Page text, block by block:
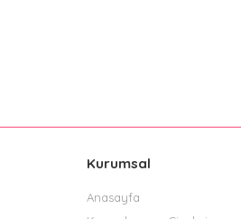
Kurumsal
Anasayfa